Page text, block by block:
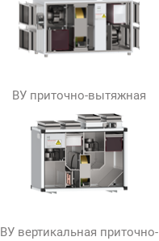
ВУ приточно-вытяжная
ВУ вертикальная приточно-